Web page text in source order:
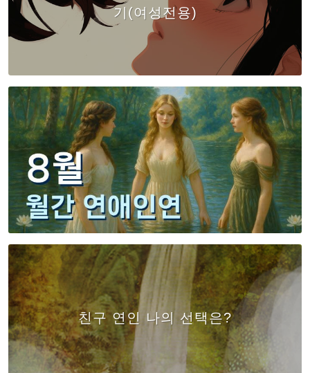
기(여성전용)
친구 연인 나의 선택은?